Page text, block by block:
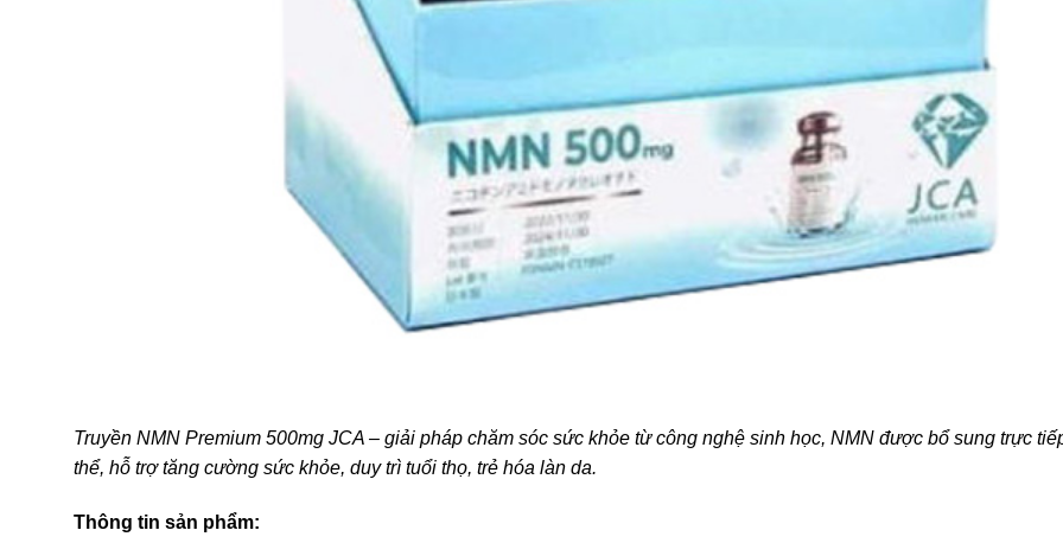
Truyền NMN Premium 500mg JCA – giải pháp chăm sóc sức khỏe từ công nghệ sinh học, NMN được bổ sung trực
thể, hỗ trợ tăng cường sức khỏe, duy trì tuổi thọ, trẻ hóa làn da.
Thông tin sản phẩm: